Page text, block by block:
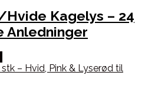
Kagelys – 24
Anledninger